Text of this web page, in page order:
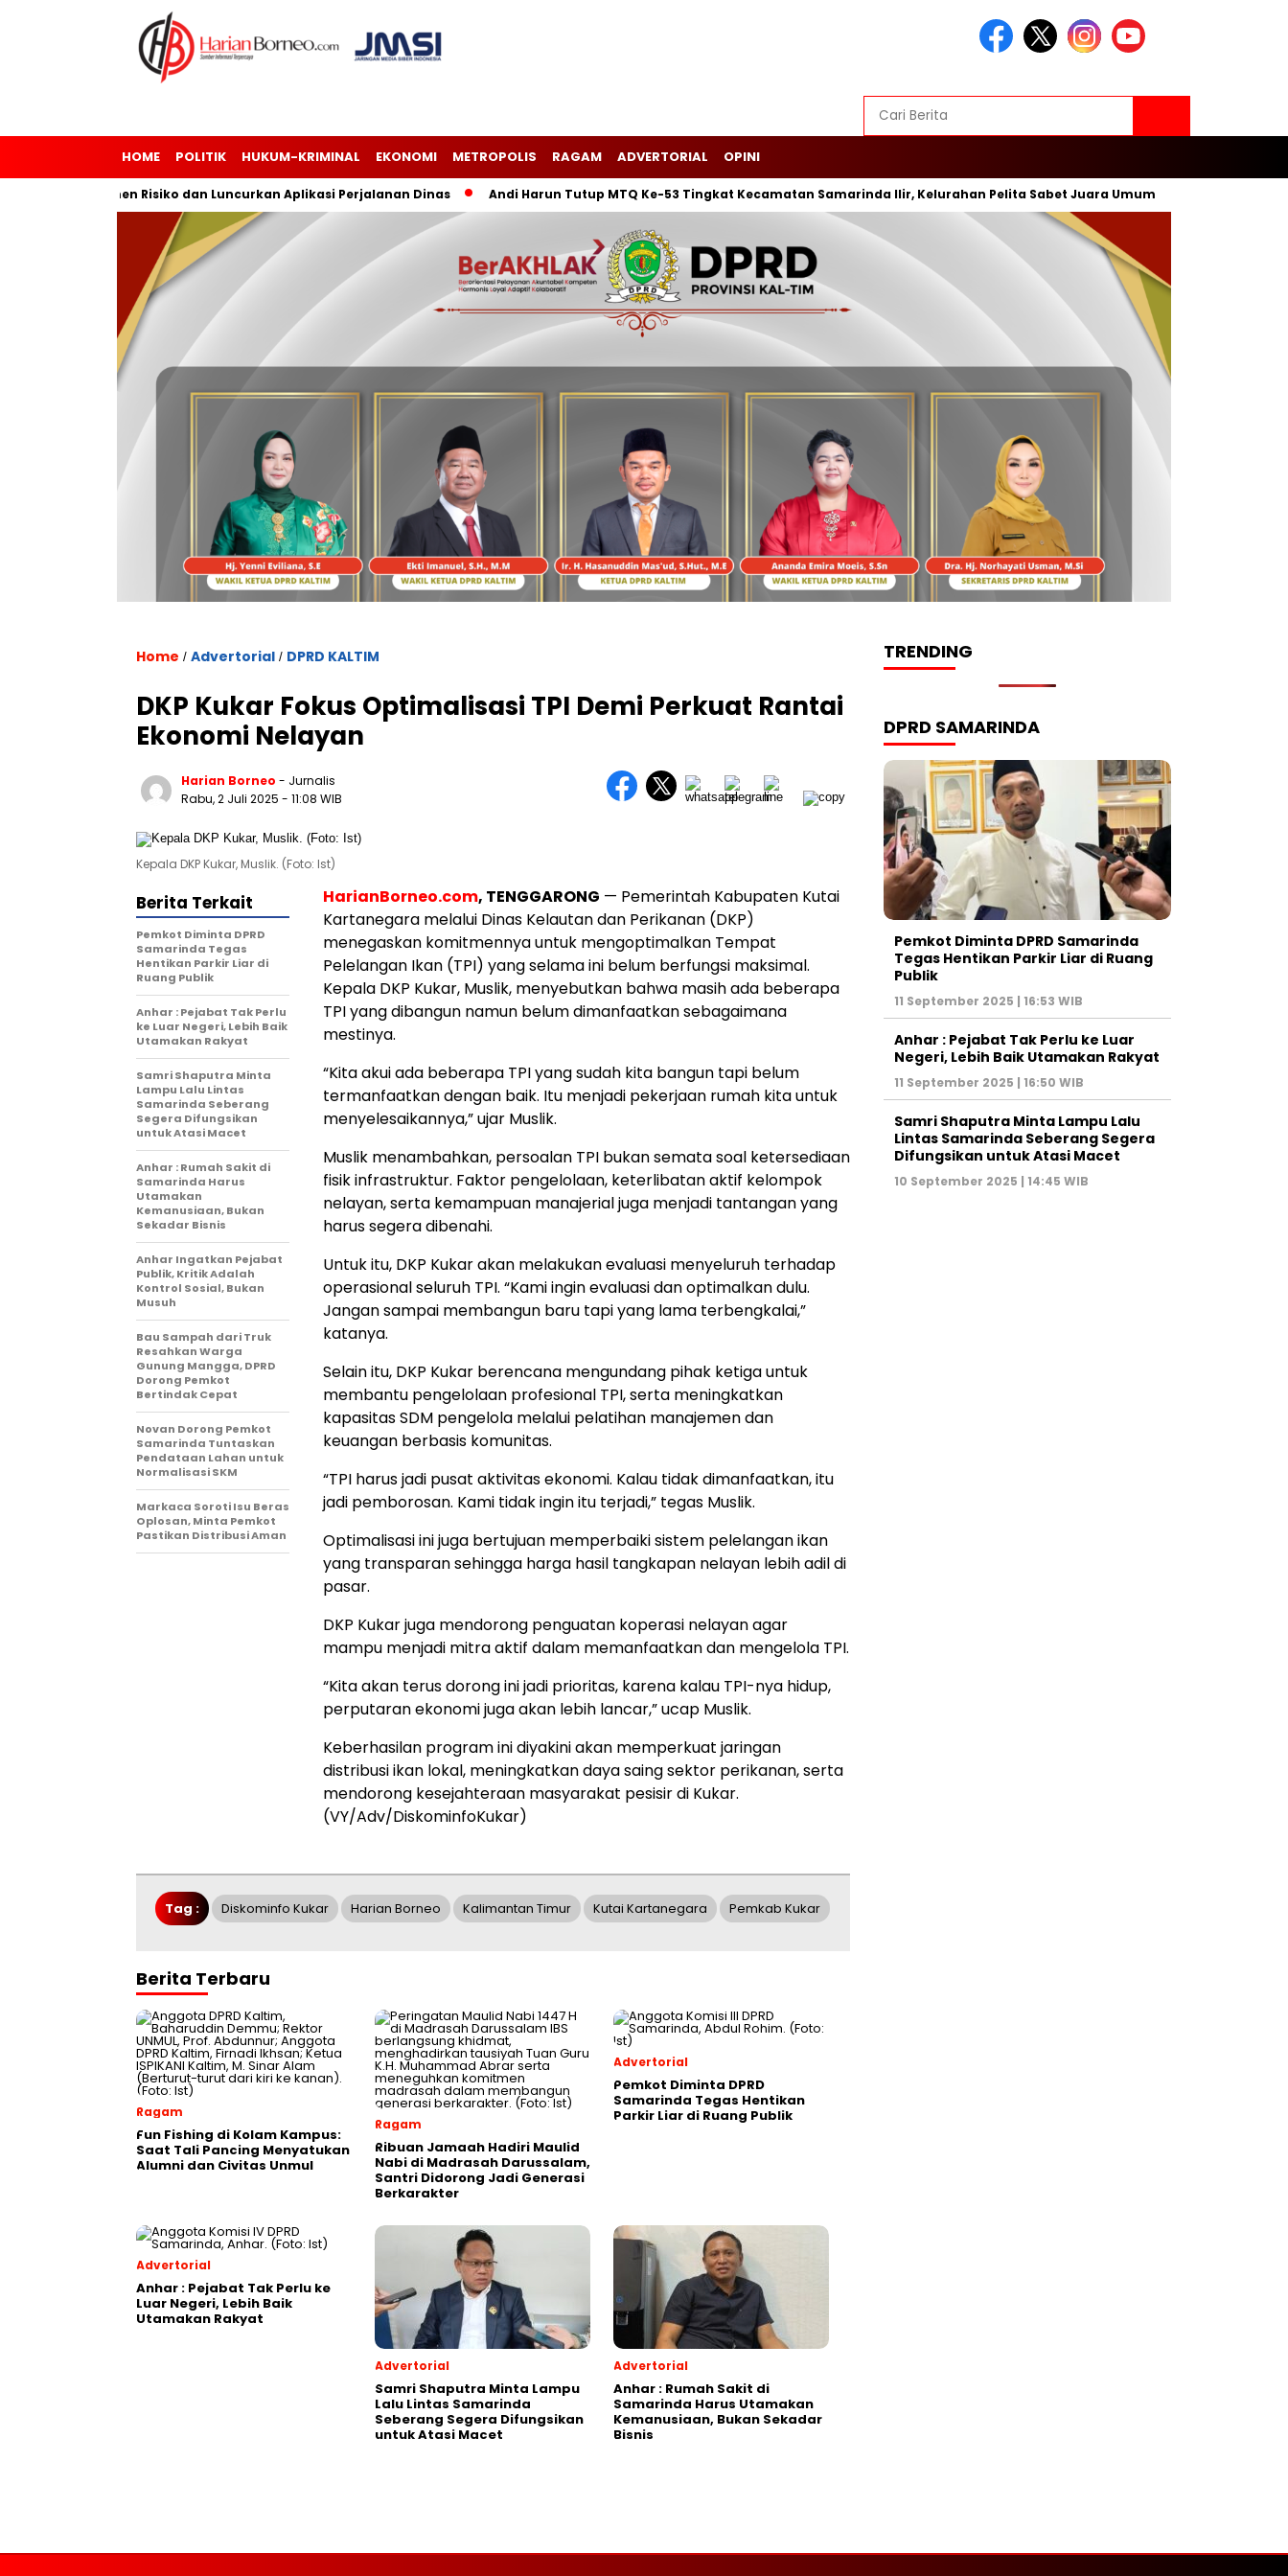
HOME POLITIK HUKUM-KRIMINAL EKONOMI METROPOLIS RAGAM ADVERTORIAL OPINI
Manajemen Risiko dan Luncurkan Aplikasi Perjalanan Dinas Andi Harun Tutup MTQ Ke-53 Tingkat Kecamatan Samarinda Ilir, Kelurahan Pelita Sabet Juara Umum
Home / Advertorial / DPRD KALTIM
DKP Kukar Fokus Optimalisasi TPI Demi Perkuat Rantai
Ekonomi Nelayan
Harian Borneo - Jurnalis
Rabu, 2 Juli 2025 - 11:08 WIB
Kepala DKP Kukar, Muslik. (Foto: Ist)
HarianBorneo.com, TENGGARONG — Pemerintah Kabupaten Kutai
Kartanegara melalui Dinas Kelautan dan Perikanan (DKP)
menegaskan komitmennya untuk mengoptimalkan Tempat
Pelelangan Ikan (TPI) yang selama ini belum berfungsi maksimal.
Kepala DKP Kukar, Muslik, menyebutkan bahwa masih ada beberapa
TPI yang dibangun namun belum dimanfaatkan sebagaimana
mestinya.
“Kita akui ada beberapa TPI yang sudah kita bangun tapi belum
termanfaatkan dengan baik. Itu menjadi pekerjaan rumah kita untuk
menyelesaikannya,” ujar Muslik.
Muslik menambahkan, persoalan TPI bukan semata soal ketersediaan
fisik infrastruktur. Faktor pengelolaan, keterlibatan aktif kelompok
nelayan, serta kemampuan manajerial juga menjadi tantangan yang
harus segera dibenahi.
Untuk itu, DKP Kukar akan melakukan evaluasi menyeluruh terhadap
operasional seluruh TPI. “Kami ingin evaluasi dan optimalkan dulu.
Jangan sampai membangun baru tapi yang lama terbengkalai,”
katanya.
Selain itu, DKP Kukar berencana mengundang pihak ketiga untuk
membantu pengelolaan profesional TPI, serta meningkatkan
kapasitas SDM pengelola melalui pelatihan manajemen dan
keuangan berbasis komunitas.
“TPI harus jadi pusat aktivitas ekonomi. Kalau tidak dimanfaatkan, itu
jadi pemborosan. Kami tidak ingin itu terjadi,” tegas Muslik.
Optimalisasi ini juga bertujuan memperbaiki sistem pelelangan ikan
yang transparan sehingga harga hasil tangkapan nelayan lebih adil di
pasar.
DKP Kukar juga mendorong penguatan koperasi nelayan agar
mampu menjadi mitra aktif dalam memanfaatkan dan mengelola TPI.
“Kita akan terus dorong ini jadi prioritas, karena kalau TPI-nya hidup,
perputaran ekonomi juga akan lebih lancar,” ucap Muslik.
Keberhasilan program ini diyakini akan memperkuat jaringan
distribusi ikan lokal, meningkatkan daya saing sektor perikanan, serta
mendorong kesejahteraan masyarakat pesisir di Kukar.
(VY/Adv/DiskominfoKukar)
Berita Terkait
Pemkot Diminta DPRD
Samarinda Tegas
Hentikan Parkir Liar di
Ruang Publik
Anhar : Pejabat Tak Perlu
ke Luar Negeri, Lebih Baik
Utamakan Rakyat
Samri Shaputra Minta
Lampu Lalu Lintas
Samarinda Seberang
Segera Difungsikan
untuk Atasi Macet
Anhar : Rumah Sakit di
Samarinda Harus
Utamakan
Kemanusiaan, Bukan
Sekadar Bisnis
Anhar Ingatkan Pejabat
Publik, Kritik Adalah
Kontrol Sosial, Bukan
Musuh
Bau Sampah dari Truk
Resahkan Warga
Gunung Mangga, DPRD
Dorong Pemkot
Bertindak Cepat
Novan Dorong Pemkot
Samarinda Tuntaskan
Pendataan Lahan untuk
Normalisasi SKM
Markaca Soroti Isu Beras
Oplosan, Minta Pemkot
Pastikan Distribusi Aman
Tag : Diskominfo Kukar Harian Borneo Kalimantan Timur Kutai Kartanegara Pemkab Kukar
Berita Terbaru
Ragam
Fun Fishing di Kolam Kampus:
Saat Tali Pancing Menyatukan
Alumni dan Civitas Unmul
Ragam
Ribuan Jamaah Hadiri Maulid
Nabi di Madrasah Darussalam,
Santri Didorong Jadi Generasi
Berkarakter
Advertorial
Pemkot Diminta DPRD
Samarinda Tegas Hentikan
Parkir Liar di Ruang Publik
Advertorial
Anhar : Pejabat Tak Perlu ke
Luar Negeri, Lebih Baik
Utamakan Rakyat
Advertorial
Samri Shaputra Minta Lampu
Lalu Lintas Samarinda
Seberang Segera Difungsikan
untuk Atasi Macet
Advertorial
Anhar : Rumah Sakit di
Samarinda Harus Utamakan
Kemanusiaan, Bukan Sekadar
Bisnis
TRENDING
DPRD SAMARINDA
Pemkot Diminta DPRD Samarinda
Tegas Hentikan Parkir Liar di Ruang
Publik
11 September 2025 | 16:53 WIB
Anhar : Pejabat Tak Perlu ke Luar
Negeri, Lebih Baik Utamakan Rakyat
11 September 2025 | 16:50 WIB
Samri Shaputra Minta Lampu Lalu
Lintas Samarinda Seberang Segera
Difungsikan untuk Atasi Macet
10 September 2025 | 14:45 WIB